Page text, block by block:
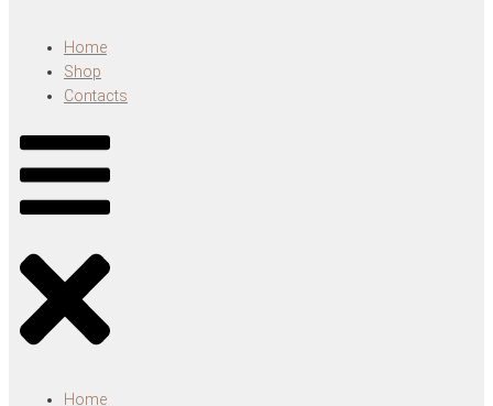
Home
Shop
Contacts
Home